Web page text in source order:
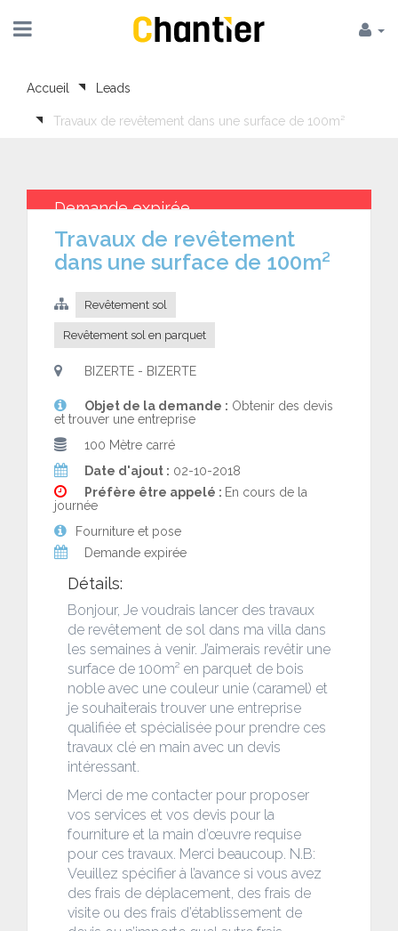
Accueil Leads
Travaux de revêtement dans une surface de 100m²
Demande expirée
Travaux de revêtement
dans une surface de 100m²
Revêtement sol
Revêtement sol en parquet
BIZERTE - BIZERTE
Objet de la demande : Obtenir des devis
et trouver une entreprise
100 Mètre carré
Date d'ajout : 02-10-2018
Préfère être appelé : En cours de la
journée
Fourniture et pose
Demande expirée
Détails:
Bonjour, Je voudrais lancer des travaux
de revêtement de sol dans ma villa dans
les semaines à venir. J’aimerais revêtir une
surface de 100m² en parquet de bois
noble avec une couleur unie (caramel) et
je souhaiterais trouver une entreprise
qualifiée et spécialisée pour prendre ces
travaux clé en main avec un devis
intéressant.
Merci de me contacter pour proposer
vos services et vos devis pour la
fourniture et la main d’œuvre requise
pour ces travaux. Merci beaucoup. N.B:
Veuillez spécifier à l’avance si vous avez
des frais de déplacement, des frais de
visite ou des frais d’établissement de